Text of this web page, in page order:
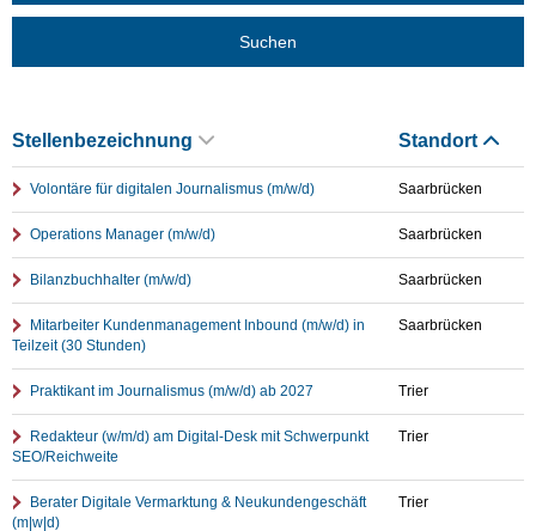
Suchen
Stellenbezeichnung Standort
Volontäre für digitalen Journalismus (m/w/d) Saarbrücken
Operations Manager (m/w/d) Saarbrücken
Bilanzbuchhalter (m/w/d) Saarbrücken
Mitarbeiter Kundenmanagement Inbound (m/w/d) in
Teilzeit (30 Stunden)
Saarbrücken
Praktikant im Journalismus (m/w/d) ab 2027 Trier
Redakteur (w/m/d) am Digital-Desk mit Schwerpunkt
SEO/Reichweite
Trier
Berater Digitale Vermarktung & Neukundengeschäft
(m|w|d)
Trier